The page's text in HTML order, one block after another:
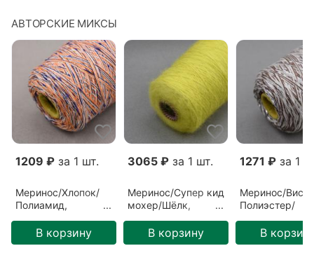
АВТОРСКИЕ МИКСЫ
1209 ₽ за 1 шт.
Меринос/Хлопок/
Полиамид,
Голландия
(ГЛ-00073)
В корзину
3065 ₽ за 1 шт.
Меринос/Супер кид
мохер/Шёлк,
Лимон (ГЛ-00050)
В корзину
1271 ₽ за 1
Меринос/
Полиэстер/
Разноцветный/
Латте (ГЛ-
В